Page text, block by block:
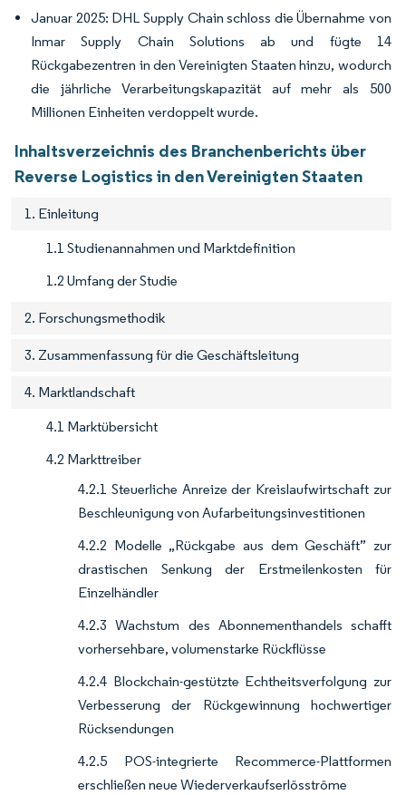
Januar 2025: DHL Supply Chain schloss die Übernahme von
Inmar Supply Chain Solutions ab und fügte 14
Rückgabezentren in den Vereinigten Staaten hinzu, wodurch
die jährliche Verarbeitungskapazität auf mehr als 500
Millionen Einheiten verdoppelt wurde.
Inhaltsverzeichnis des Branchenberichts über
Reverse Logistics in den Vereinigten Staaten
1. Einleitung
1.1 Studienannahmen und Marktdefinition
1.2 Umfang der Studie
2. Forschungsmethodik
3. Zusammenfassung für die Geschäftsleitung
4. Marktlandschaft
4.1 Marktübersicht
4.2 Markttreiber
4.2.1 Steuerliche Anreize der Kreislaufwirtschaft zur
Beschleunigung von Aufarbeitungsinvestitionen
4.2.2 Modelle „Rückgabe aus dem Geschäft” zur
drastischen Senkung der Erstmeilenkosten für
Einzelhändler
4.2.3 Wachstum des Abonnementhandels schafft
vorhersehbare, volumenstarke Rückflüsse
4.2.4 Blockchain-gestützte Echtheitsverfolgung zur
Verbesserung der Rückgewinnung hochwertiger
Rücksendungen
4.2.5 POS-integrierte Recommerce-Plattformen
erschließen neue Wiederverkaufserlösströme